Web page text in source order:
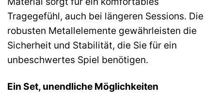
Tragegefühl, auch bei längeren Sessions. Die
robusten Metallelemente gewährleisten die
Sicherheit und Stabilität, die Sie für ein
unbeschwertes Spiel benötigen.
Ein Set, unendliche Möglichkeiten